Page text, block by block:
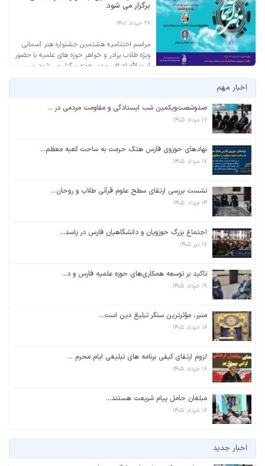
۱۸۳ نفراز طلاب خواهر […]
برگزار می شود
۲۶ خرداد ۱۴۰۱
مراسم اختتامیه هشتمین جشنواره هنر آسمانی
ویژه طلاب برادر و خواهر حوزه های علمیه با حضور
آیت الله اعرافی مدیر حوزه، برگزار می شود. بر
اساس این گزارش: اختتامیه هشتمین جشنواره
ساعت ۱۰:۳۰ در سالن اجتماعات […]
اخبار مهم
صدوشصت‌‌ویکمین شب ایستادگی و مقاومت مردمی در ...
۱۷ مرداد ۱۴۰۵
نهادهای حوزوی فارس هتک حرمت به ساحت کعبه معظم...
۱۷ مرداد ۱۴۰۵
نشست بررسی ارتقای سطح علوم قرآنی طلاب و روحان...
۱۴ مرداد ۱۴۰۵
اجتماع بزرگ حوزویان و دانشگاهیان فارس در پاسد...
۱۷ تیر ۱۴۰۵
تاکید بر توسعه همکاری‌های حوزه علمیه فارس و د...
۱۹ خرداد ۱۴۰۵
منبر، مؤثرترین سنگر تبلیغ دین است...
۱۶ خرداد ۱۴۰۵
لزوم ارتقای کیفی برنامه های تبلیغی ایام محرم ...
۱۶ خرداد ۱۴۰۵
مبلغان حامل پیام شریعت هستند...
۱۶ خرداد ۱۴۰۵
اخبار جدید